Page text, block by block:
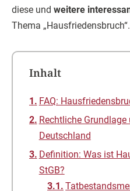
diese und weitere
Thema „Hausfriedensbruch“.
Inhalt
FAQ:
Rechtliche
Deutschland
Definition: Was ist
StGB?